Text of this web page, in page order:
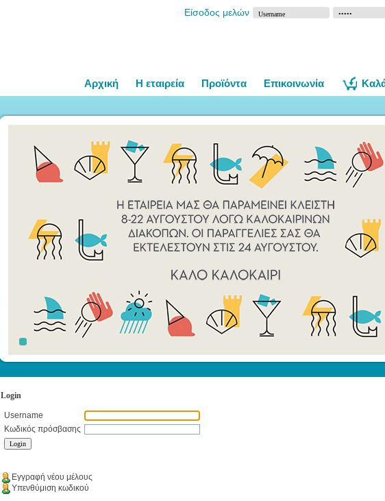
Είσοδος μελών
Αρχική Η εταιρεία Προϊόντα Επικοινωνία
Login
Username
Κωδικός πρόσβασης
Εγγραφή νέου μέλους
Υπενθύμιση κωδικού